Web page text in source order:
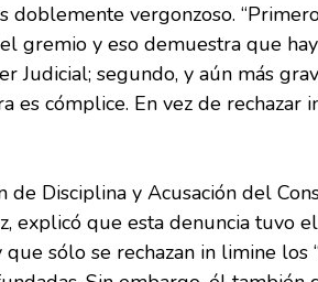
doblemente vergonzoso.
gremio y eso demuestra que
Judicial; segundo, y aún más
es cómplice. En vez de rechazar
de Disciplina y Acusación del
explicó que esta denuncia tuvo
sólo se rechazan in limine los